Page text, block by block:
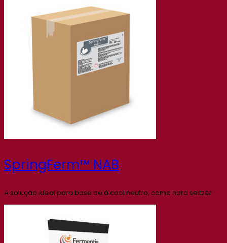
SpringFerm™ NAB
A solução ideal para base de álcool neutro, como hard seltzer